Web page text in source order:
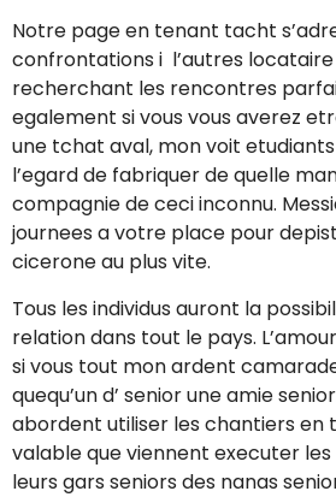
Notre page en tenant tacht
confrontations i l’autres
recherchant les rencontres
egalement si vous vous averez
une tchat aval, mon voit
l’egard de fabriquer de quelle
compagnie de ceci inconnu.
journees a votre place pour
cicerone au plus vite.
Tous les individus auront la
relation dans tout le pays.
si vous tout mon ardent
quequ’un d’ senior une amie
abordent utiliser les chantiers en
valable que viennent executer
leurs gars seniors des nanas